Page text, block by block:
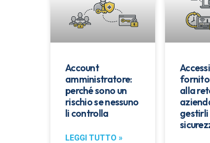
Account
amministratore:
perché sono un
rischio se nessuno
li controlla
LEGGI TUTTO »
alla
gestirli